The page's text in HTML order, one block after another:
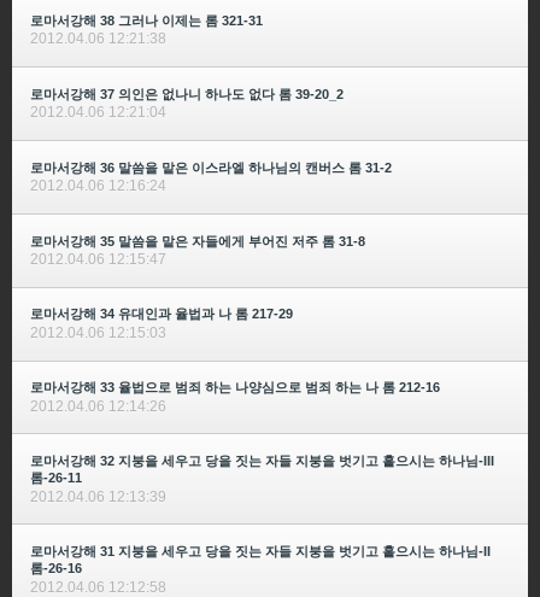
로마서강해 38 그러나 이제는 롬 321-31
2012.04.06 12:21:38
로마서강해 37 의인은 없나니 하나도 없다 롬 39-20_2
2012.04.06 12:21:04
로마서강해 36 말씀을 맡은 이스라엘 하나님의 캔버스 롬 31-2
2012.04.06 12:16:24
로마서강해 35 말씀을 맡은 자들에게 부어진 저주 롬 31-8
2012.04.06 12:15:47
로마서강해 34 유대인과 율법과 나 롬 217-29
2012.04.06 12:15:03
로마서강해 33 율법으로 범죄 하는 나양심으로 범죄 하는 나 롬 212-16
2012.04.06 12:14:26
로마서강해 32 지붕을 세우고 당을 짓는 자들 지붕을 벗기고 흩으시는 하나님-III
롬-26-11
2012.04.06 12:13:39
로마서강해 31 지붕을 세우고 당을 짓는 자들 지붕을 벗기고 흩으시는 하나님-II
롬-26-16
2012.04.06 12:12:58